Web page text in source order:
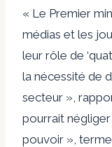
« Le Premier
médias et les
leur rôle de
la nécessité de
secteur »,
pourrait
pouvoir »,